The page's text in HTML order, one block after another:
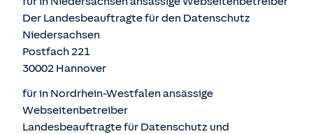
Der Landesbeauftragte für den Datenschutz
Niedersachsen
Postfach 221
30002 Hannover
für in Nordrhein-Westfalen ansässige
Webseitenbetreiber
Landesbeauftragte für Datenschutz und